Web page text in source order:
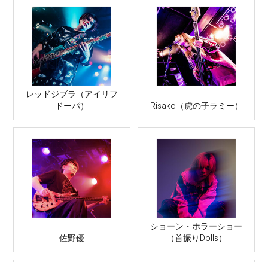
レッドジブラ（アイリフ
ドーパ）
Risako（虎の子ラミー）
佐野優
ショーン・ホラーショー
（首振りDolls）